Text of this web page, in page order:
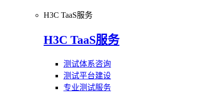
H3C TaaS服务
H3C TaaS服务
测试体系咨询
测试平台建设
专业测试服务